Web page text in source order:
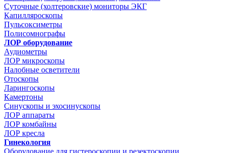
Суточные (холтеровские) мониторы ЭКГ
Капилляроскопы
Пульсоксиметры
Полисомнографы
ЛОР оборудование
Аудиометры
ЛОР микроскопы
Налобные осветители
Отоскопы
Ларингоскопы
Камертоны
Синускопы и эхосинускопы
ЛОР аппараты
ЛОР комбайны
ЛОР кресла
Гинекология
Оборудование для гистероскопии и резектоскопии